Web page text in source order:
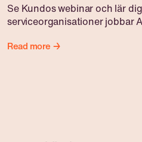
Se Kundos webinar och lär
serviceorganisationer jobbar
Read more →